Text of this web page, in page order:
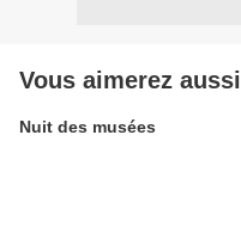
Vous aimerez aussi
Nuit des musées